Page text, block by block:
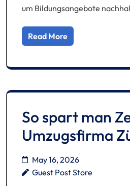
um Bildungsangebote
Read More
So spart man
Umzugsfirma
May 16, 2026
Guest Post Store